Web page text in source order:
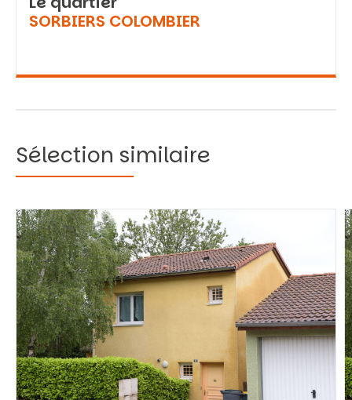
SORBIERS COLOMBIER
Sélection similaire